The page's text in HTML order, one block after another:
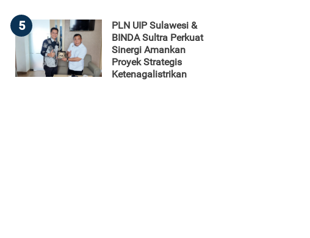
5
PLN UIP Sulawesi &
BINDA Sultra Perkuat
Sinergi Amankan
Proyek Strategis
Ketenagalistrikan